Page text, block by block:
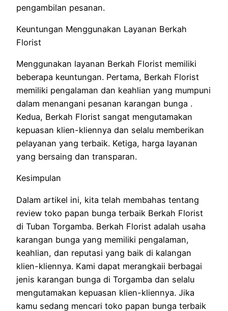
pengambilan pesanan.
Keuntungan Menggunakan Layanan Berkah
Florist
Menggunakan layanan Berkah Florist memiliki
beberapa keuntungan. Pertama, Berkah Florist
memiliki pengalaman dan keahlian yang mumpuni
dalam menangani pesanan karangan bunga .
Kedua, Berkah Florist sangat mengutamakan
kepuasan klien-kliennya dan selalu memberikan
pelayanan yang terbaik. Ketiga, harga layanan
yang bersaing dan transparan.
Kesimpulan
Dalam artikel ini, kita telah membahas tentang
review toko papan bunga terbaik Berkah Florist
di Tuban Torgamba. Berkah Florist adalah usaha
karangan bunga yang memiliki pengalaman,
keahlian, dan reputasi yang baik di kalangan
klien-kliennya. Kami dapat merangkaii berbagai
jenis karangan bunga di Torgamba dan selalu
mengutamakan kepuasan klien-kliennya. Jika
kamu sedang mencari toko papan bunga terbaik